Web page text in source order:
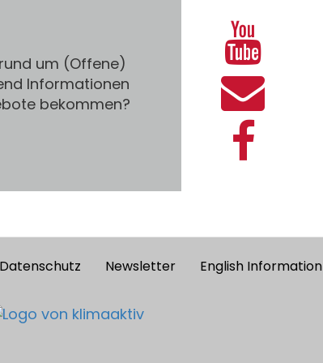
um (Offene)
Informationen
bekommen?
Datenschutz Newsletter English Information